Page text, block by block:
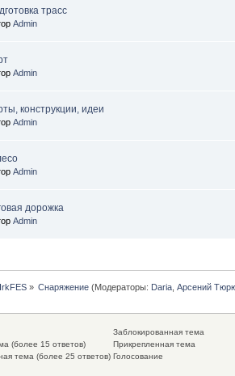
трасс
Admin
Admin
конструкции, идеи
Admin
Admin
дорожка
Admin
IrkFES» Снаряжение(Модераторы: Daria, Арсений
(более 15 ответов)
тема (более 25 ответов)
Заблокированная тема
Прикрепленная тема
Голосование